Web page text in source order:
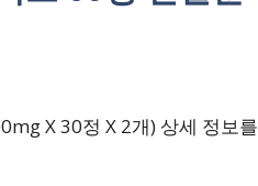
X 30정 X 2개) 상세 정보를